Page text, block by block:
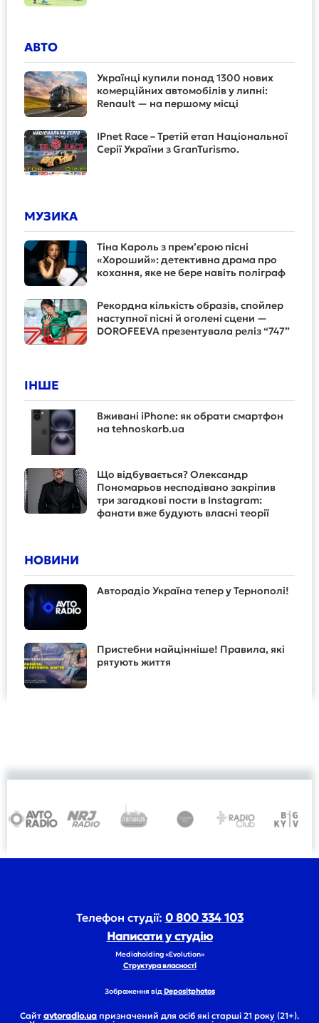
АВТО
Українці купили понад 1300 нових
комерційних автомобілів у липні:
Renault — на першому місці
IPnet Race – Третій етап Національної
Серії України з GranTurismo.
МУЗИКА
Тіна Кароль з прем’єрою пісні
«Хороший»: детективна драма про
кохання, яке не бере навіть поліграф
Рекордна кількість образів, спойлер
наступної пісні й оголені сцени —
DOROFEEVA презентувала реліз “747”
ІНШЕ
Вживані iPhone: як обрати смартфон
на tehnoskarb.ua
Що відбувається? Олександр
Пономарьов несподівано закріпив
три загадкові пости в Instagram:
фанати вже будують власні теорії
НОВИНИ
Авторадіо Україна тепер у Тернополі!
Пристебни найцінніше! Правила, які
рятують життя
Телефон студії: 0 800 334 103
Написати у студію
Mediaholding «Evolution»
Структура власності
Зображення відDepositphotos
Сайт avtoradio.ua призначений для осіб які старші 21 року (21+).